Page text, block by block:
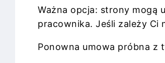
Ważna opcja: strony mogą
pracownika. Jeśli zależy Ci
Ponowna umowa próbna z